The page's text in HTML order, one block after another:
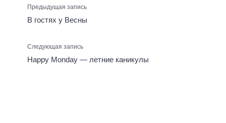
Предыдущая запись
В гостях у Весны
Следующая запись
Happy Monday — летние каникулы